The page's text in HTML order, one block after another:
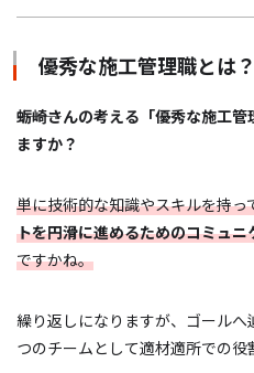
優秀な施工管理職とは？
―――蛎崎さんの考える「優秀な施工
ますか？
単に技術的な知識やスキルを持っ
トを円滑に進めるためのコミュ
ですかね。
繰り返しになりますが、ゴール
つのチームとして適材適所での役